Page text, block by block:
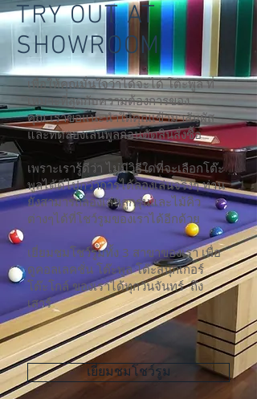
TRY OUT AT
SHOWROOM
เพื่อให้คุณมั่นใจว่าได้จะได้ โต๊ะพูล ที่
เหมาะที่สุดกับความต้องการของ
คุณ เราขอแนะนำให้คุณเข้ามาสัมผัส
และทดลองเล่นพูลก่อนตัดสินสั่งซื้อ
เพราะเรารู้ดีว่า ไม่มีวิธีใดที่จะเลือกโต๊ะ
พูลได้ดีไปกว่าการได้ลองเล่นจริงๆ ท่าน
ยังสามารถลองเล่นลูกรุ่นและไม้คิว
ต่างๆได้ที่โชว์รูมของเราได้อีกด้วย
เยี่ยมชมโชว์รูมทั้ง 3 สาขาของเรา เพื่อ
ดูคอลเลคชั่น โต๊ะพูล โต๊ะสนุกเกอร์
โต๊ะโกล์ ของเราได้ทุกวันจันทร์ ถึง
เสาร์
เยี่ยมชมโชว์รูม